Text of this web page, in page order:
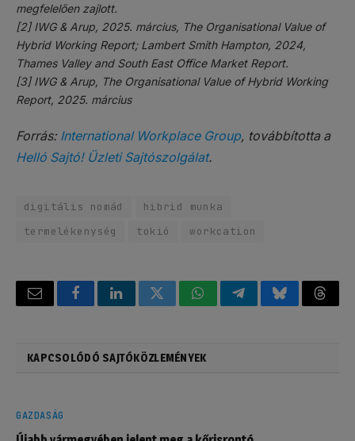
megfelelően zajlott.
[2] IWG & Arup, 2025. március, The Organisational Value of
Hybrid Working Report; Lambert Smith Hampton, 2024,
Thames Valley and South East Office Market Report.
[3] IWG & Arup, The Organisational Value of Hybrid Working
Report, 2025. március
Forrás: International Workplace Group, továbbította a
Helló Sajtó! Üzleti Sajtószolgálat.
digitális nomád
hibrid munka
termelékenység
tokió workcation
Email FacebookLinkedInTwitterWhatsAppTelegramBluesky
KAPCSOLÓDÓ SAJTÓKÖZLEMÉNYEK
GAZDASÁG